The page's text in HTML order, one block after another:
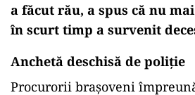
a făcut rău, a spus că nu
în scurt timp a survenit
Anchetă deschisă de poliţie
Procurorii braşoveni